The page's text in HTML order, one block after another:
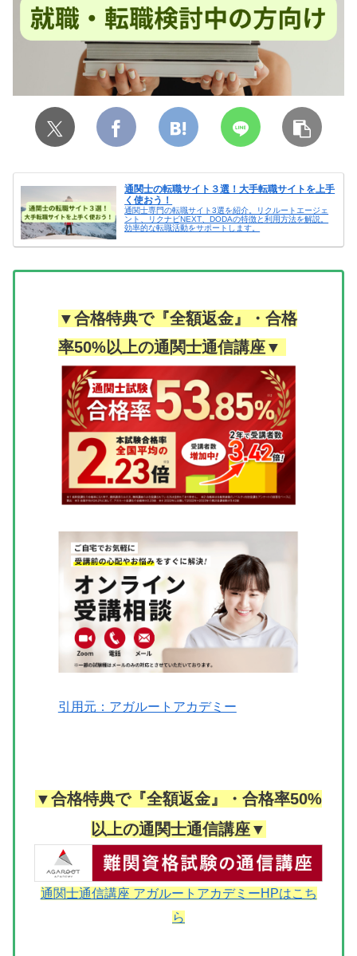
通関士の転職サイト３選！大手転職サイトを上手
く使おう！
通関士専門の転職サイト3選を紹介。リクルートエージェ
ント、リクナビNEXT、DODAの特徴と利用方法を解説。
効率的な転職活動をサポートします。
▼合格特典で『全額返金』・合格
率50%以上の通関士通信講座▼
引用元：アガルートアカデミー
▼合格特典で『全額返金』・合格率50%
以上の通関士通信講座▼
通関士通信講座 アガルートアカデミーHPはこち
ら